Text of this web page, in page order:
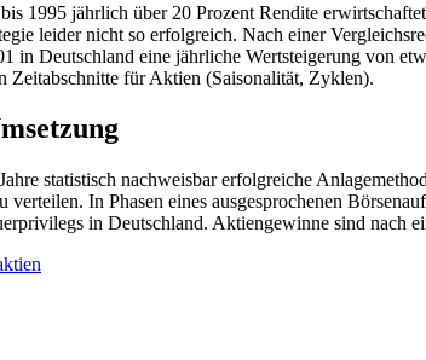
1995 jährlich über 20 Prozent Rendite
leider nicht so erfolgreich. Nach einer
in Deutschland eine jährliche Wertsteigerung von
Zeitabschnitte für Aktien (Saisonalität, Zyklen).
statistisch nachweisbar erfolgreiche
verteilen. In Phasen eines ausgesprochenen
in Deutschland. Aktiengewinne sind nach